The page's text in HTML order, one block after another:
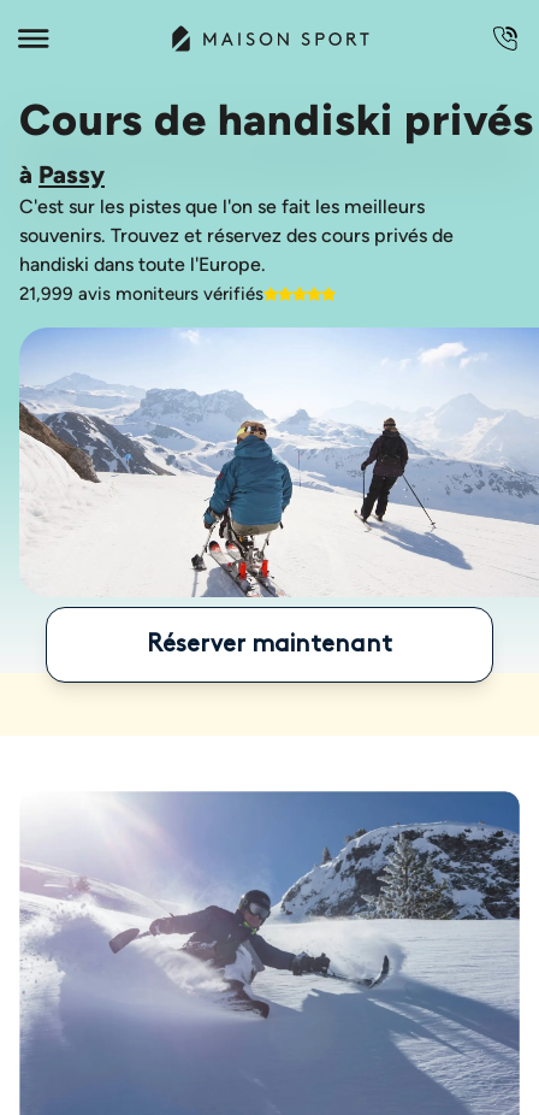
Cours de handiski privés
à Passy
C'est sur les pistes que l'on se fait les meilleurs
souvenirs. Trouvez et réservez des cours privés de
21,999 avis moniteurs vérifiés
Réserver maintenant